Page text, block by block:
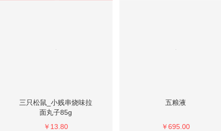
三只松鼠_小贱串烧味拉
面丸子85g
￥13.80
五粮液
￥695.00